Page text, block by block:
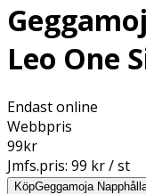
Leo One
Endast online
Webbpris
99kr
Jmfs.pris: 99 kr / st
KöpGeggamoja